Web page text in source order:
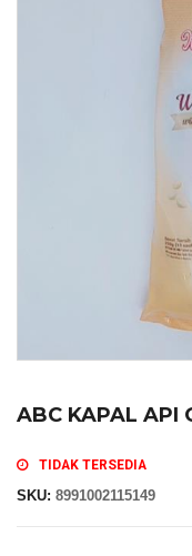
ABC KAPAL API
TIDAK TERSEDIA
SKU: 8991002115149